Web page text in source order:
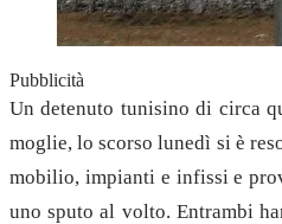
Pubblicità
Un detenuto tunisino di circa
moglie, lo scorso lunedì si è
mobilio, impianti e infissi e
uno sputo al volto. Entrambi